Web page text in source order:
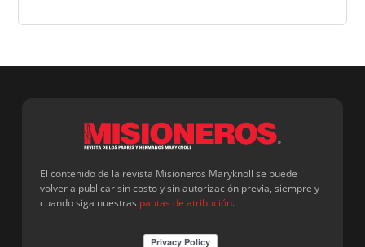
El contenido de la revista Misioneros Maryknoll se puede
volver a publicar sin costo y sin autorización previa, siempre y
cuando siga nuestras pautas de atribución.